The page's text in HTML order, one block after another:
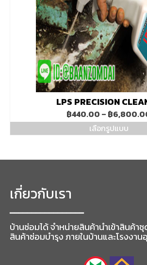
may
be
chosen
on
the
product
page
LPS PRECISION
฿440.00 – ฿
เลือกรูปแบบ
has
chosen
on
the
page
เกี่ยวกับเรา
━━━━━━━━━━━━━━━━━
บ้านซ่อมได้ จำหน่ายสินค้านำเข้าสินค้า
สินค้าซ่อมบำรุง ภายในบ้านและโรงงา